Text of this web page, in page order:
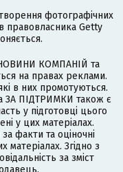
фотографічних
правовласника Getty
НОВИНИ КОМПАНІЙ та
на правах реклами.
в них промотуються.
ЗА ПІДТРИМКИ також є
у підготовці цього
у цих матеріалах.
факти та оціночні
Згідно з
за зміст